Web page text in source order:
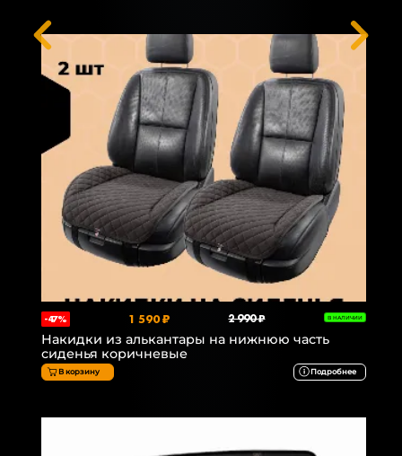
-47% 1 590 ₽ 2 990 ₽ В НАЛИЧИИ
Накидки из алькантары на нижнюю часть
сиденья коричневые
В корзину Подробнее